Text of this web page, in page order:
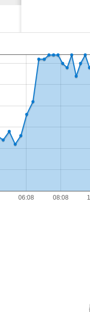
06:08 08:08